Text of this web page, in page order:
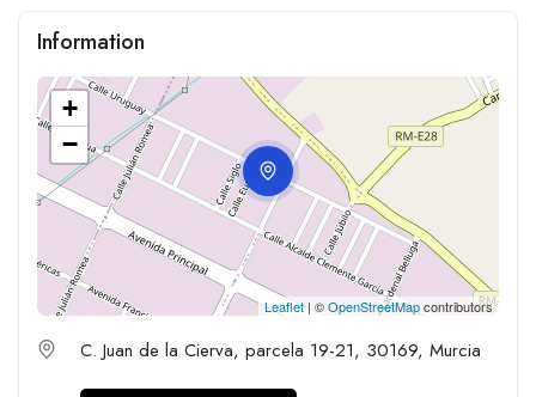
Information
+
−
Leaflet | ©OpenStreetMapcontributors
C. Juan de la Cierva, parcela 19-21, 30169, Murcia